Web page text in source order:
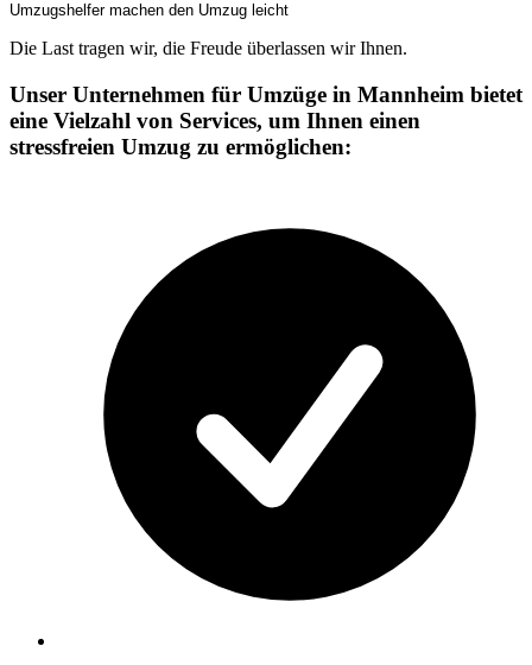
Umzugshelfer machen den Umzug leicht
Die Last tragen wir, die Freude überlassen wir Ihnen.
Unser Unternehmen für Umzüge in Mannheim bietet
eine Vielzahl von Services, um Ihnen einen
stressfreien Umzug zu ermöglichen: